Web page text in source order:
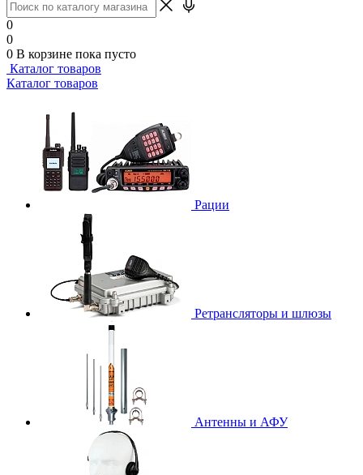
0
0
0 В корзине пока пусто
Каталог товаров
Каталог товаров
Рации
Ретрансляторы и шлюзы
Антенны и АФУ